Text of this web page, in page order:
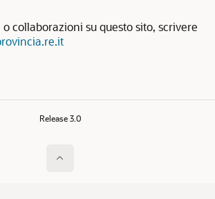
collaborazioni su questo sito, scrivere
Release 3.0